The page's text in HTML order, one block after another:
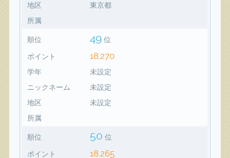
地区
東京都
所属
順位 49 位
ポイント 18,270
学年
未設定
ニックネーム
未設定
地区
未設定
所属
順位 50 位
ポイント 18,265